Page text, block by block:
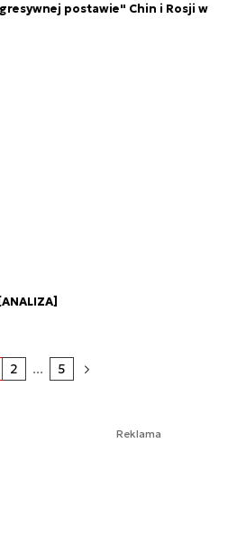
postawie" Chin i Rosji w
2 ... 5
Reklama